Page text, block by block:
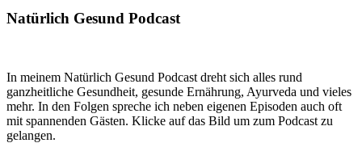
Natürlich Gesund Podcast
In meinem Natürlich Gesund Podcast dreht sich alles rund
ganzheitliche Gesundheit, gesunde Ernährung, Ayurveda und vieles
mehr. In den Folgen spreche ich neben eigenen Episoden auch oft
mit spannenden Gästen. Klicke auf das Bild um zum Podcast zu
gelangen.